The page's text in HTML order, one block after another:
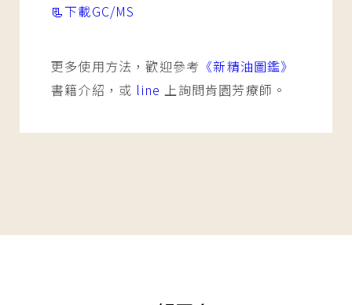
📃下載GC/MS
更多使用方法，歡迎參考 《新精油圖鑑》
書籍介紹，或 line 上詢問肯園芳療師。